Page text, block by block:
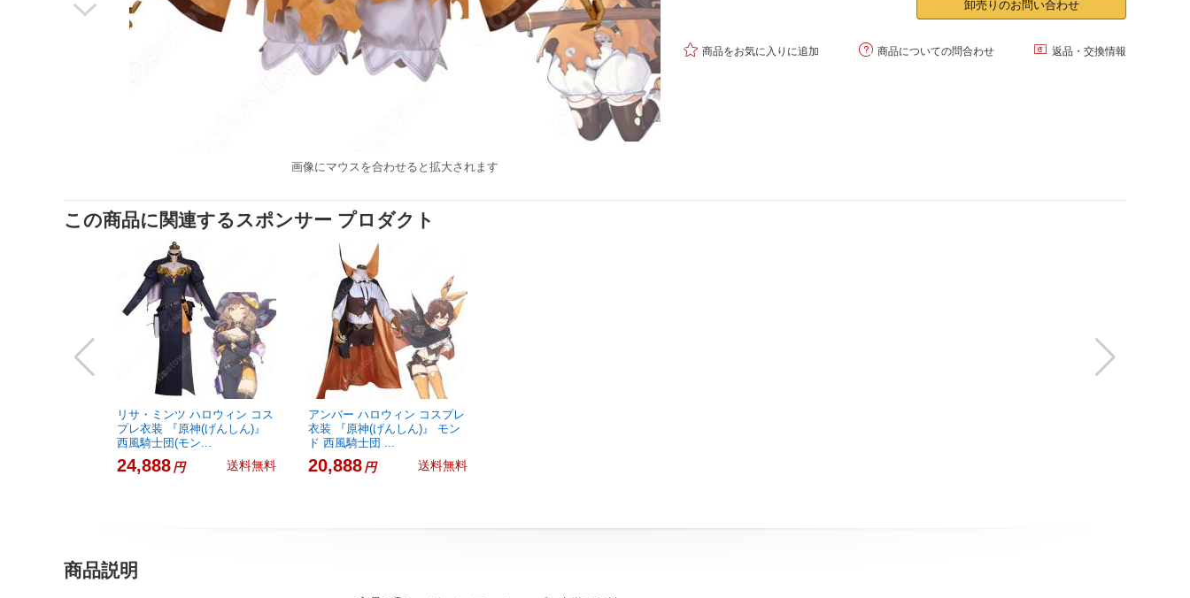

画像にマウスを合わせると拡大されます
卸売りのお問い合わせ
 商品をお気に入りに追加  商品についての問合わせ  返品・交換情報
この商品に関連するスポンサー プロダクト
リサ・ミンツ ハロウィン コス
プレ衣装 『原神(げんしん)』
西風騎士団(モン...
24,888円 送料無料
アンバー ハロウィン コスプレ
衣装 『原神(げんしん)』 モン
ド 西風騎士団 ...
20,888円 送料無料
商品説明